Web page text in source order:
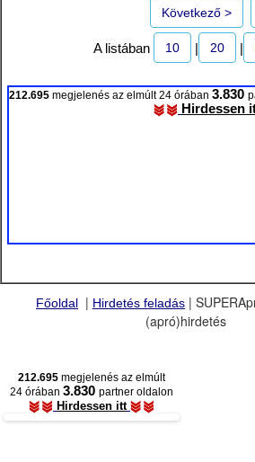
Következő >
A listában 10 20
212.695 megjelenés az elmúlt 24 órában 3.830
Hirdessen
Főoldal | Hirdetés feladás |
(apró)hirdetés
212.695 megjelenés az elmúlt
24 órában 3.830 partner oldalon
Hirdessen itt